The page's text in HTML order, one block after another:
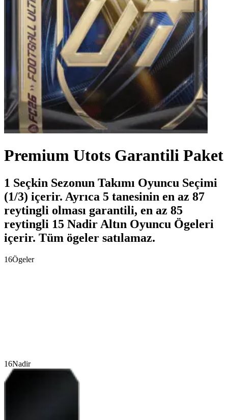
Premium Utots Garantili Paket
1 Seçkin Sezonun Takımı Oyuncu Seçimi
(1/3) içerir. Ayrıca 5 tanesinin en az 87
reytingli olması garantili, en az 85
reytingli 15 Nadir Altın Oyuncu Ögeleri
içerir. Tüm ögeler satılamaz.
16Ögeler
16Nadir